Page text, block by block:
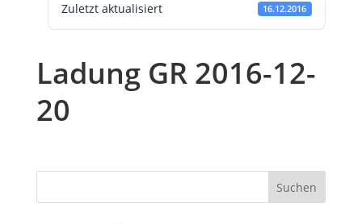
Zuletzt aktualisiert 16.12.2016
Ladung GR 2016-12-
20